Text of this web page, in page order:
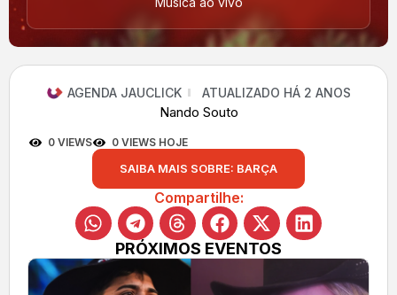
AGENDA JAUCLICK ATUALIZADO HÁ 2 ANOS
Nando Souto
0 VIEWS 0 VIEWS HOJE
SAIBA MAIS SOBRE: BARÇA
Compartilhe:
PRÓXIMOS EVENTOS